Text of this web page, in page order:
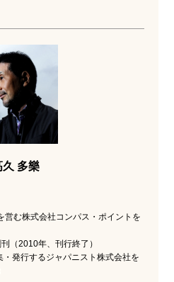
久 多樂
営む株式会社コンパス・ポイントを
（2010年、刊行終了）
発行するジャパニスト株式会社を